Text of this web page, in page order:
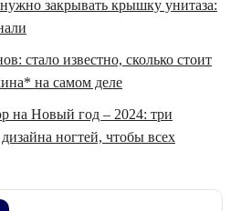
закрывать крышку унитаза:
стало известно, сколько стоит
на самом деле
Новый год – 2024: три
ногтей, чтобы всех